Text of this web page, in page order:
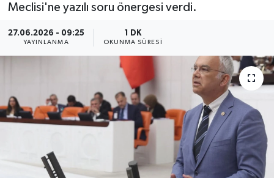
Meclisi'ne yazılı soru önergesi verdi.
27.06.2026 - 09:25
YAYINLANMA
1 DK
OKUNMA SÜRESI